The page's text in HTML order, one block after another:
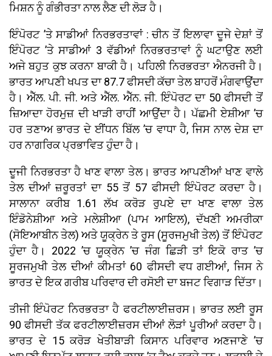
ਮਿਸ਼ਨ ਨੂੰ ਗੰਭੀਰਤਾ ਨਾਲ ਲੈਣ ਦੀ ਲੋੜ ਹੈ।
ਇੰਪੋਰਟ ’ਤੇ ਸਾਡੀਆਂ ਨਿਰਭਰਤਾਵਾਂ : ਚੀਨ ਤੋਂ ਇਲਾਵਾ ਦੂਜੇ ਦੇਸ਼ਾਂ ਤੋਂ
ਇੰਪੋਰਟ ’ਤੇ ਸਾਡੀਆਂ 3 ਵੱਡੀਆਂ ਨਿਰਭਰਤਾਵਾਂ ਨੂੰ ਘਟਾਉਣ ਲਈ
ਅਜੇ ਬਹੁਤ ਕੁਝ ਕਰਨਾ ਬਾਕੀ ਹੈ। ਪਹਿਲੀ ਨਿਰਭਰਤਾ ਐਨਰਜੀ ਹੈ।
ਭਾਰਤ ਆਪਣੀ ਖਪਤ ਦਾ 87.7 ਫੀਸਦੀ ਕੱਚਾ ਤੇਲ ਬਾਹਰੋਂ ਮੰਗਵਾਉਂਦਾ
ਹੈ। ਐੱਲ. ਪੀ. ਜੀ. ਅਤੇ ਐੱਲ. ਐੱਨ. ਜੀ. ਇੰਪੋਰਟ ਦਾ 50 ਫੀਸਦੀ ਤੋਂ
ਜ਼ਿਆਦਾ ਹੋਰਮੁਜ਼ ਦੀ ਖਾੜੀ ਰਾਹੀਂ ਆਉਂਦਾ ਹੈ। ਪੱਛਮੀ ਏਸ਼ੀਆ ’ਚ
ਹਰ ਤਣਾਅ ਭਾਰਤ ਦੇ ਈਂਧਨ ਬਿੱਲ ’ਚ ਵਾਧਾ ਹੈ, ਜਿਸ ਨਾਲ ਦੇਸ਼ ਦਾ
ਹਰ ਨਾਗਰਿਕ ਪ੍ਰਭਾਵਿਤ ਹੁੰਦਾ ਹੈ।
ਦੂਜੀ ਨਿਰਭਰਤਾ ਹੈ ਖਾਣ ਵਾਲਾ ਤੇਲ। ਭਾਰਤ ਆਪਣੀਆਂ ਖਾਣ ਵਾਲੇ
ਤੇਲ ਦੀਆਂ ਜ਼ਰੂਰਤਾਂ ਦਾ 55 ਤੋਂ 57 ਫੀਸਦੀ ਇੰਪੋਰਟ ਕਰਦਾ ਹੈ।
ਸਾਲਾਨਾ ਕਰੀਬ 1.61 ਲੱਖ ਕਰੋੜ ਰੁਪਏ ਦਾ ਖਾਣ ਵਾਲਾ ਤੇਲ
ਇੰਡੋਨੇਸ਼ੀਆ ਅਤੇ ਮਲੇਸ਼ੀਆ (ਪਾਮ ਆਇਲ), ਦੱਖਣੀ ਅਮਰੀਕਾ
(ਸੋਇਆਬੀਨ ਤੇਲ) ਅਤੇ ਯੂਕ੍ਰੇਨ ਤੇ ਰੂਸ (ਸੂਰਜਮੁਖੀ ਤੇਲ) ਤੋਂ ਇੰਪੋਰਟ
ਹੁੰਦਾ ਹੈ। 2022 ’ਚ ਯੂਕ੍ਰੇਨ ’ਚ ਜੰਗ ਛਿੜੀ ਤਾਂ ਇਕੋ ਰਾਤ ’ਚ
ਸੂਰਜਮੁਖੀ ਤੇਲ ਦੀਆਂ ਕੀਮਤਾਂ 60 ਫੀਸਦੀ ਵਧ ਗਈਆਂ, ਜਿਸ ਨੇ
ਭਾਰਤ ਦੇ ਇਕ ਗਰੀਬ ਪਰਿਵਾਰ ਦੀ ਰਸੋਈ ਦਾ ਬਜਟ ਵਿਗਾੜ ਦਿੱਤਾ।
ਤੀਜੀ ਇੰਪੋਰਟ ਨਿਰਭਰਤਾ ਹੈ ਫਰਟੀਲਾਈਜ਼ਰਸ। ਭਾਰਤ ਲਈ ਰੂਸ
90 ਫੀਸਦੀ ਤੱਕ ਫਰਟੀਲਾਈਜ਼ਰਸ ਦੀਆਂ ਲੋੜਾਂ ਪੂਰੀਆਂ ਕਰਦਾ ਹੈ।
ਭਾਰਤ ਦੇ 15 ਕਰੋੜ ਖੇਤੀਬਾੜੀ ਕਿਸਾਨ ਪਰਿਵਾਰ ਅਣਜਾਣੇ ’ਚ